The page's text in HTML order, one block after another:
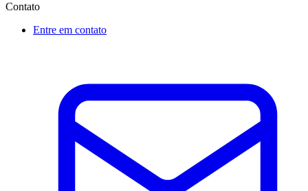
Contato
Entre em contato